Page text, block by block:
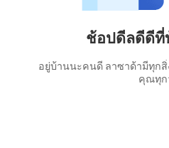
ช้อปดีลดีดีที่
อยู่บ้านนะคนดี ลาซาด้ามีทุก
คุณทุก